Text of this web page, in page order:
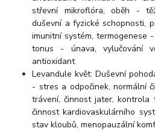
střevní mikroflóra, oběh -
duševní a fyzické schopnosti,
imunitní systém, termogenese
tonus - únava, vylučování
antioxidant
Levandule květ: Duševní
- stres a odpočinek, normální
trávení, činnost jater, kontrola
činnost kardiovaskulárního
stav kloubů, menopauzální